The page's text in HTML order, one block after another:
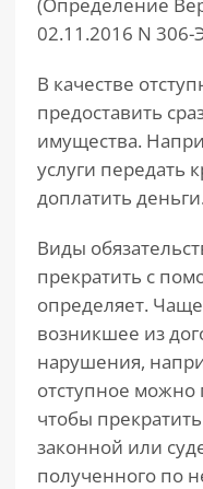
02.11.2016 N 306-
В качестве
предоставить
имущества.
услуги передать
доплатить деньги.
Виды
прекратить с
определяет. Чаще
возникшее из
нарушения,
отступное можно
чтобы
законной или
полученного по